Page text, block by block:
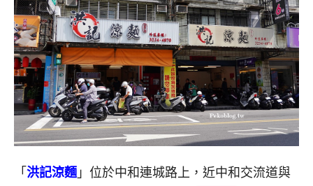
「 洪記涼麵」位於中和連城路上，近中和交流道與